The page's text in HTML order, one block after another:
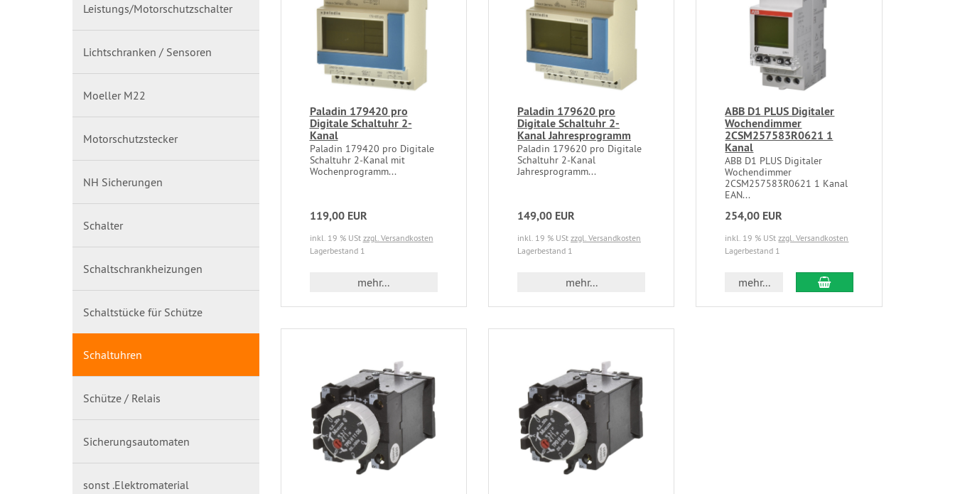
Paladin 179420 pro
Digitale Schaltuhr 2-
Kanal
Paladin 179420 pro Digitale
Schaltuhr 2-Kanal mit
Wochenprogramm...
119,00 EUR
inkl. 19 % USt zzgl. Versandkosten
Lagerbestand 1
mehr...
Paladin 179620 pro
Digitale Schaltuhr 2-
Kanal Jahresprogramm
Paladin 179620 pro Digitale
Schaltuhr 2-Kanal
Jahresprogramm...
149,00 EUR
inkl. 19 % USt zzgl. Versandkosten
Lagerbestand 1
mehr...
ABB D1 PLUS Digitaler
Wochendimmer
2CSM257583R0621 1
Kanal
ABB D1 PLUS Digitaler
Wochendimmer
2CSM257583R0621 1 Kanal
EAN...
254,00 EUR
inkl. 19 % UStzzgl. Versandkosten
Lagerbestand 1
mehr...
Leistungs/Motorschutzschalter
Lichtschranken / Sensoren
Moeller M22
Motorschutzstecker
NH Sicherungen
Schalter
Schaltschrankheizungen
Schaltstücke für Schütze
Schaltuhren
Schütze / Relais
Sicherungsautomaten
sonst .Elektromaterial